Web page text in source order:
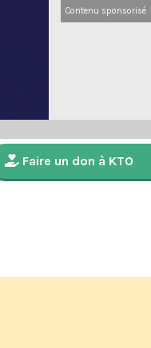
Contenu sponsorisé
Faire un don à KTO